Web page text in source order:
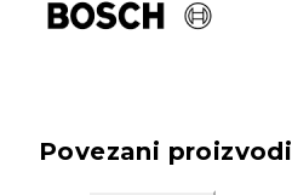
Povezani proizvodi